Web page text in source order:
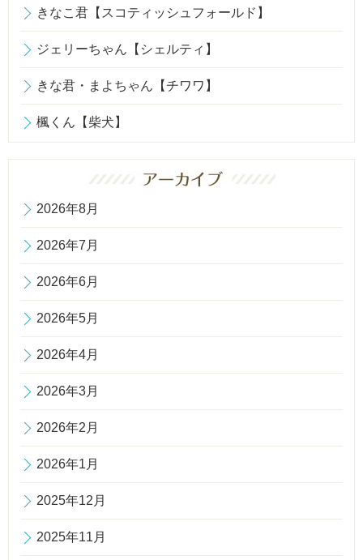
きなこ君【スコティッシュフォールド】
ジェリーちゃん【シェルティ】
きな君・まよちゃん【チワワ】
楓くん【柴犬】
2026年8月
2026年7月
2026年6月
2026年5月
2026年4月
2026年3月
2026年2月
2026年1月
2025年12月
2025年11月